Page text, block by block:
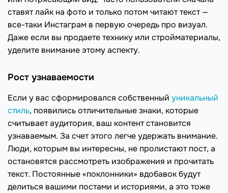
ставят лайк на фото и только потом читают текст —
все-таки Инстаграм в первую очередь про визуал.
Даже если вы продаете технику или стройматериалы,
уделите внимание этому аспекту.
Рост узнаваемости
Если у вас сформировался собственный уникальный
стиль, появились отличительные знаки, которые
считывает аудитория, ваш контент становится
узнаваемым. За счет этого легче удержать внимание.
Люди, которым вы интересны, не пролистают пост, а
остановятся рассмотреть изображения и прочитать
текст. Постоянные «поклонники» вдобавок будут
делиться вашими постами и историями, а это тоже